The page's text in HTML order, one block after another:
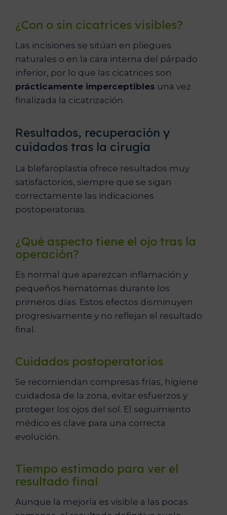
¿Con o sin cicatrices visibles?
Las incisiones se sitúan en pliegues
naturales o en la cara interna del párpado
inferior, por lo que las cicatrices son
prácticamente imperceptibles una vez
finalizada la cicatrización.
Resultados, recuperación y
cuidados tras la cirugía
La blefaroplastia ofrece resultados muy
satisfactorios, siempre que se sigan
correctamente las indicaciones
postoperatorias.
¿Qué aspecto tiene el ojo tras la
operación?
Es normal que aparezcan inflamación y
pequeños hematomas durante los
primeros días. Estos efectos disminuyen
progresivamente y no reflejan el resultado
final.
Cuidados postoperatorios
Se recomiendan compresas frías, higiene
cuidadosa de la zona, evitar esfuerzos y
proteger los ojos del sol. El seguimiento
médico es clave para una correcta
evolución.
Tiempo estimado para ver el
resultado final
Aunque la mejoría es visible a las pocas